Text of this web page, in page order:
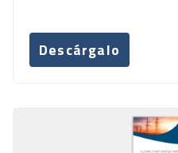
Descárgalo